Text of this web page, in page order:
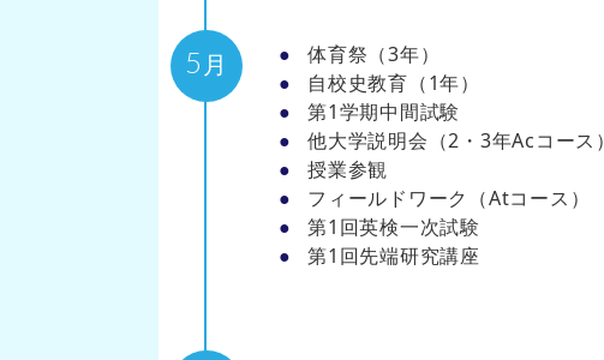
5 月
体育祭（3年）
自校史教育（1年）
第1学期中間試験
他大学説明会（2・3年Acコース）
授業参観
フィールドワーク（Atコース）
第1回英検一次試験
第1回先端研究講座